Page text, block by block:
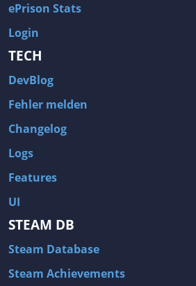
ePrison Stats
Login
TECH
DevBlog
Fehler melden
Changelog
Logs
Features
UI
STEAM DB
Steam Database
Steam Achievements